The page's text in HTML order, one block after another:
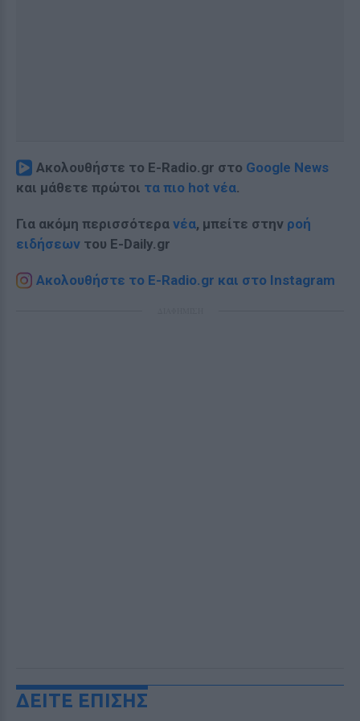
Ακολουθήστε το E-Radio.gr στο Google News
και μάθετε πρώτοι τα πιο hot νέα.
Για ακόμη περισσότερα νέα, μπείτε στην ροή
ειδήσεων του E-Daily.gr
Ακολουθήστε το E-Radio.gr και στο Instagram
ΔΕΙΤΕ ΕΠΙΣΗΣ